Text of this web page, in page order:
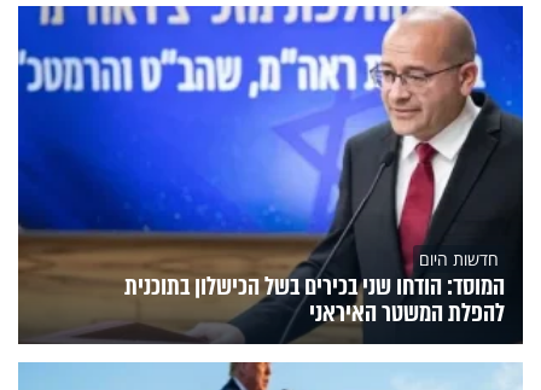
חדשות היום
המוסד: הודחו שני בכירים בשל הכישלון בתוכנית
להפלת המשטר האיראני